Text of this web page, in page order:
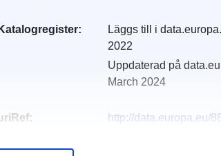
Katalogregister: Läggs till i
2022
Uppdaterad på
March 2024
http://data.europa.eu/